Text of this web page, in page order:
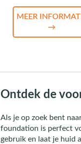
MEER
→
Ontdek de
Als je op zoek bent
foundation is perfect
gebruik en laat je huid